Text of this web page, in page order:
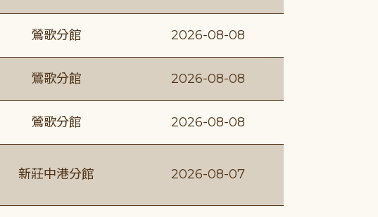
鶯歌分館 2026-08-08
鶯歌分館 2026-08-08
鶯歌分館 2026-08-08
新莊中港分館 2026-08-07